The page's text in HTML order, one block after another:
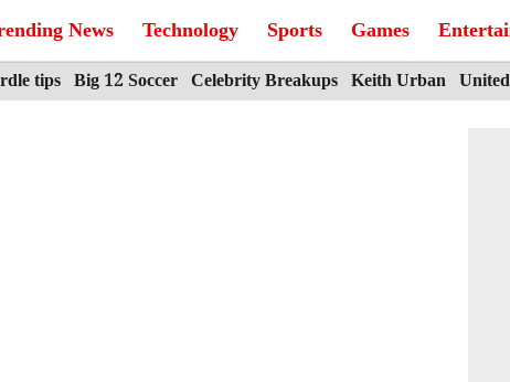
News Technology Sports Games
tips Big 12 Soccer Celebrity Breakups Keith Urban